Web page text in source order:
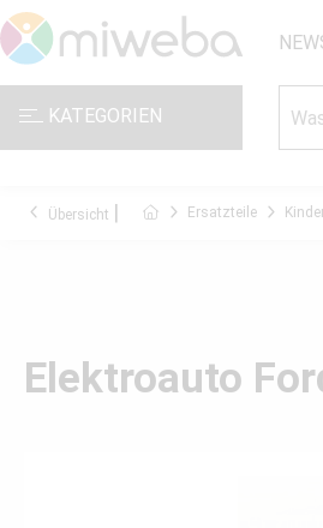
KATEGORIEN
Übersicht Ersatzteile
Elektroauto